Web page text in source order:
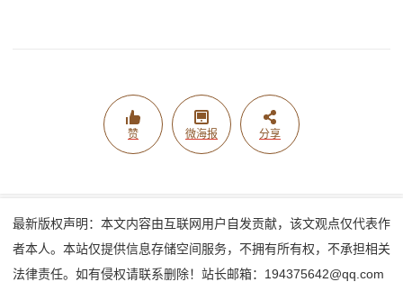
赞 微海报 分享
最新版权声明：本文内容由互联网用户自发贡献，该文观点仅代表作
者本人。本站仅提供信息存储空间服务，不拥有所有权，不承担相关
法律责任。如有侵权请联系删除！站长邮箱：194375642@qq.com